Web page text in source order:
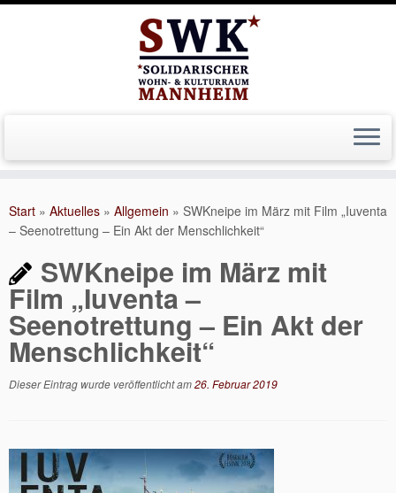
Inhalt
springen
Start » Aktuelles » Allgemein » SWKneipe im März mit Film „Iuventa
– Seenotrettung – Ein Akt der Menschlichkeit“
SWKneipe im März mit
Film „Iuventa –
Seenotrettung – Ein Akt der
Menschlichkeit“
Dieser Eintrag wurde veröffentlicht am26. Februar 2019